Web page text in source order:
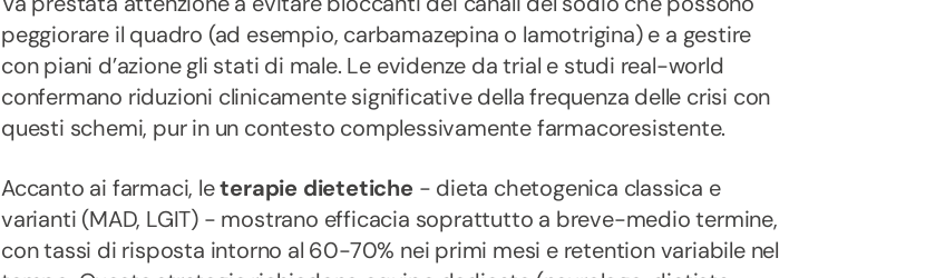
peggiorare il quadro (ad esempio, carbamazepina o lamotrigina) e a gestire
con piani d’azione gli stati di male. Le evidenze da trial e studi real-world
confermano riduzioni clinicamente significative della frequenza delle crisi con
questi schemi, pur in un contesto complessivamente farmacoresistente.
Accanto ai farmaci, leterapie dietetiche - dieta chetogenica classica e
varianti (MAD, LGIT) - mostrano efficacia soprattutto a breve-medio termine,
con tassi di risposta intorno al 60-70% nei primi mesi e retention variabile nel